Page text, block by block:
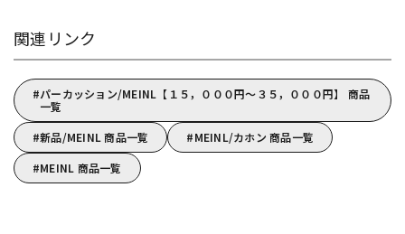
関連リンク
パーカッション/MEINL【１５，０００円～３５，０００円】 商品
一覧
新品/MEINL 商品一覧
MEINL/カホン 商品一覧
MEINL 商品一覧